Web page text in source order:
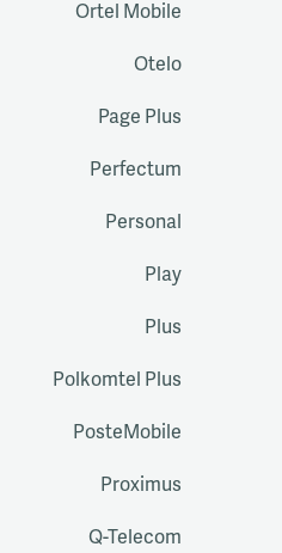
Ortel Mobile
Otelo
Page Plus
Perfectum
Personal
Play
Plus
Polkomtel Plus
PosteMobile
Proximus
Q-Telecom